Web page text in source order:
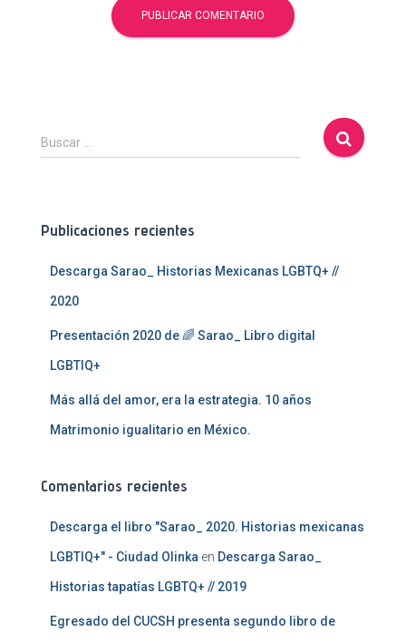
B
u
r
Buscar …
Publicaciones recientes
Descarga Sarao_ Historias Mexicanas LGBTQ+ //
2020
Presentación 2020 de 🌈 Sarao_ Libro digital
LGBTIQ+
Más allá del amor, era la estrategia. 10 años
Matrimonio igualitario en México.
Comentarios recientes
Descarga el libro "Sarao_ 2020. Historias mexicanas
LGBTIQ+" - Ciudad Olinka en Descarga Sarao_
Historias tapatías LGBTQ+ // 2019
Egresado del CUCSH presenta segundo libro de